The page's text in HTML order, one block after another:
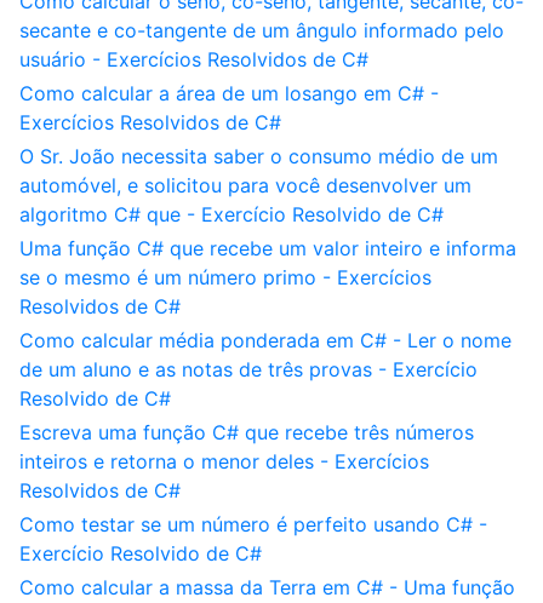
secante e co-tangente de um ângulo informado pelo
usuário - Exercícios Resolvidos de C#
Como calcular a área de um losango em C# -
Exercícios Resolvidos de C#
O Sr. João necessita saber o consumo médio de um
automóvel, e solicitou para você desenvolver um
algoritmo C# que - Exercício Resolvido de C#
Uma função C# que recebe um valor inteiro e informa
se o mesmo é um número primo - Exercícios
Resolvidos de C#
Como calcular média ponderada em C# - Ler o nome
de um aluno e as notas de três provas - Exercício
Resolvido de C#
Escreva uma função C# que recebe três números
inteiros e retorna o menor deles - Exercícios
Resolvidos de C#
Como testar se um número é perfeito usando C# -
Exercício Resolvido de C#
Como calcular a massa da Terra em C# - Uma função